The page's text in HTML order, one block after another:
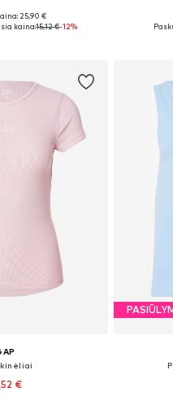
+5
XS, S, M, L, XL
25,90 €
kaina:15,12 €-12%
€